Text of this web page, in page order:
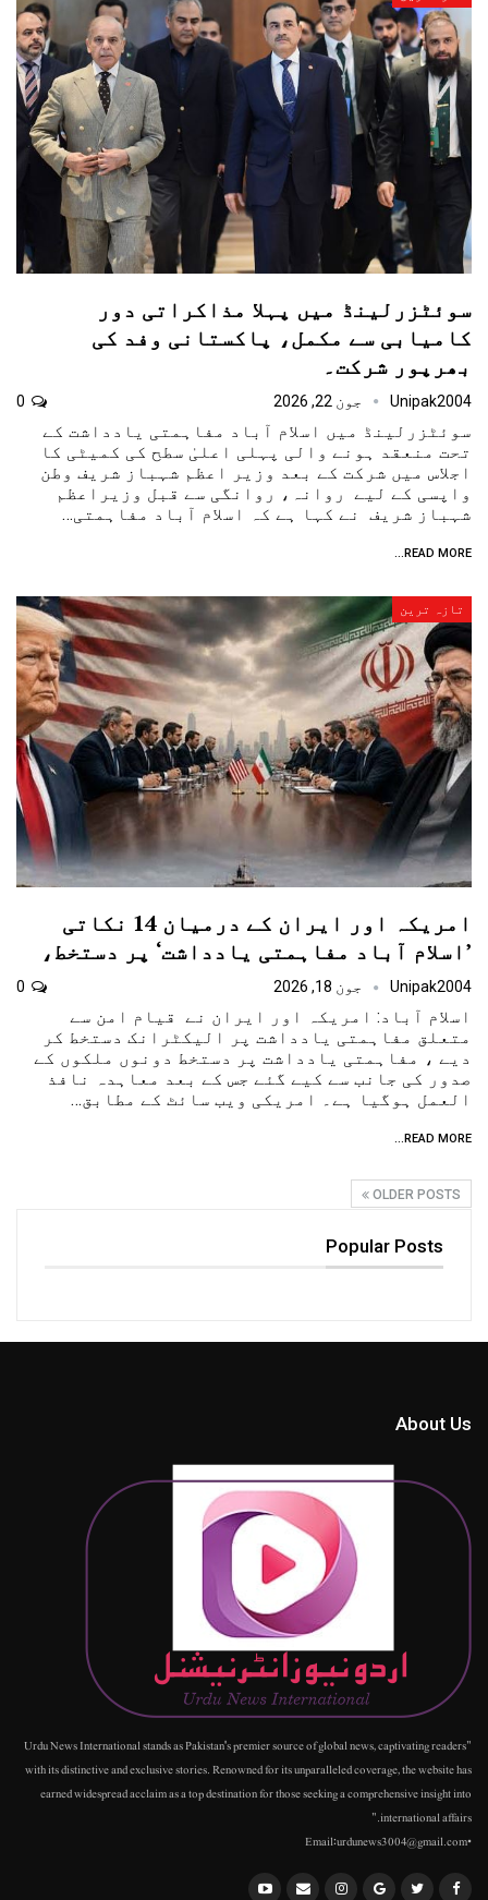
سوئٹزرلینڈ میں پہلا مذاکراتی دور
کامیابی سے مکمل، پاکستانی وفد کی
بھرپور شرکت۔
Unipak2004 جون 22, 2026
سوئٹزرلینڈ میں اسلام آباد مفاہمتی یادداشت کے
تحت منعقد ہونے والی پہلی اعلیٰ سطح کی کمیٹی کا
اجلاس میں شرکت کے بعد وزیر اعظم شہباز شریف وطن
واپسی کے لیے روانہ، روانگی سے قبل وزیراعظم
شہباز شریف نے کہا ہے کہ اسلام آباد مفاہمتی…
READ MORE...
تازہ ترین
امریکہ اور ایران کے درمیان 14 نکاتی
’اسلام آباد مفاہمتی یادداشت‘ پر دستخط،
Unipak2004 جون 18, 2026
اسلام آباد: امریکہ اور ایران نے قیام امن سے
متعلق مفاہمتی یادداشت پر الیکٹرانک دستخط کر
دیے ، مفاہمتی یادداشت پر دستخط دونوں ملکوں کے
صدور کی جانب سے کیے گئے جس کے بعد معاہدہ نافذ
العمل ہوگیا ہے۔ امریکی ویب سائٹ کے مطابق…
READ MORE...
OLDER POSTS
Popular Posts
About Us
"Urdu News International stands as Pakistan's premier source of global news, captivating readers
with its distinctive and exclusive stories. Renowned for its unparalleled coverage, the website has
earned widespread acclaim as a top destination for those seeking a comprehensive insight into
international affairs."
•Email:urdunews3004@gmail.com